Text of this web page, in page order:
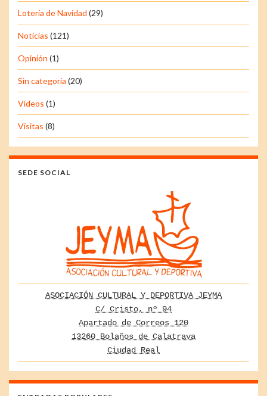
Lotería de Navidad (29)
Noticias (121)
Opinión (1)
Sin categoría (20)
Vídeos (1)
Visitas (8)
SEDE SOCIAL
ASOCIACIÓN CULTURAL Y DEPORTIVA JEYMA
C/ Cristo, nº 94
Apartado de Correos 120
13260 Bolaños de Calatrava
Ciudad Real